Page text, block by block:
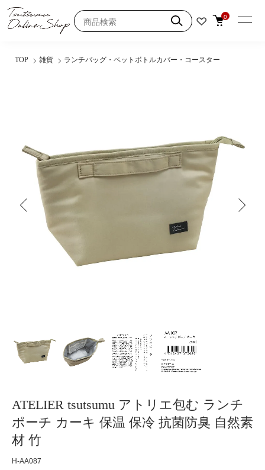
0
TOP 雑貨 ランチバッグ・ペットボトルカバー・コースター
ATELIER tsutsumu アトリエ包む ランチ
ポーチ カーキ 保温 保冷 抗菌防臭 自然素
材 竹
H-AA087